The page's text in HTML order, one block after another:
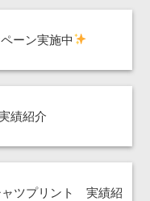
ーン実施中
績紹介
ャツプリント 実績紹